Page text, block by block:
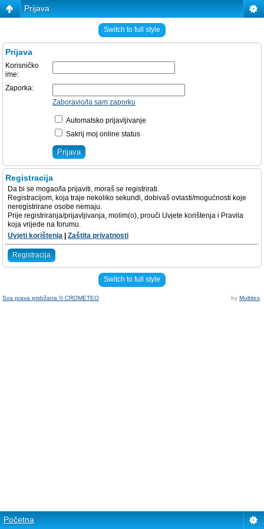
Prijava
Switch to full style
Prijava
Korisničko
ime:
Zaporka:
Zaboravio/la sam zaporku
Automatsko prijavljivanje
Sakrij moj online status
Registracija
Da bi se mogao/la prijaviti, moraš se registrirati.
Registracijom, koja traje nekoliko sekundi, dobivaš ovlasti/mogućnosti koje
neregistrirane osobe nemaju.
Prije registriranja/prijavljivanja, molim(o), prouči Uvjete korištenja i Pravila
koja vrijede na forumu.
Uvjeti korištenja
Zaštita privatnosti
Registracija
Switch to full style
Sva prava pridržana © CROMETEO by Multitex
Početna